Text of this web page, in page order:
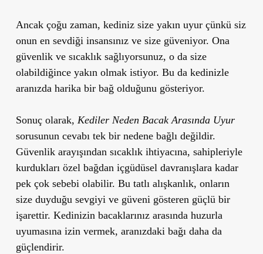
Ancak çoğu zaman, kediniz size yakın uyur çünkü siz
onun en sevdiği insansınız ve size güveniyor. Ona
güvenlik ve sıcaklık sağlıyorsunuz, o da size
olabildiğince yakın olmak istiyor. Bu da kedinizle
aranızda harika bir bağ olduğunu gösteriyor.
Sonuç olarak, Kediler Neden Bacak Arasında Uyur
sorusunun cevabı tek bir nedene bağlı değildir.
Güvenlik arayışından sıcaklık ihtiyacına, sahipleriyle
kurdukları özel bağdan içgüdüsel davranışlara kadar
pek çok sebebi olabilir. Bu tatlı alışkanlık, onların
size duyduğu sevgiyi ve güveni gösteren güçlü bir
işarettir. Kedinizin bacaklarınız arasında huzurla
uyumasına izin vermek, aranızdaki bağı daha da
güçlendirir.